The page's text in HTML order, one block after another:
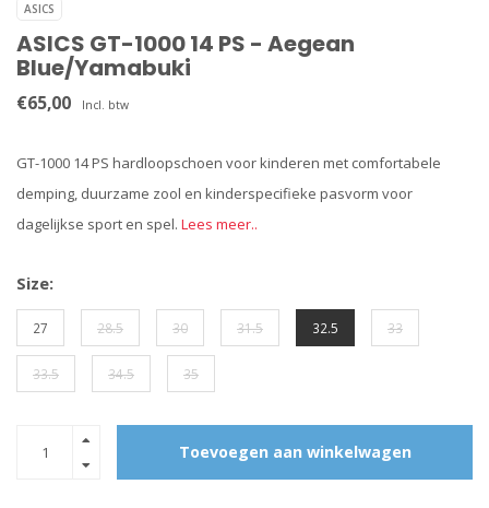
ASICS
ASICS GT-1000 14 PS - Aegean
Blue/Yamabuki
€65,00 Incl. btw
GT-1000 14 PS hardloopschoen voor kinderen met comfortabele
demping, duurzame zool en kinderspecifieke pasvorm voor
dagelijkse sport en spel. Lees meer..
Size:
27 28.5 30 31.5 32.5 33
33.5 34.5 35
Toevoegen aan winkelwagen